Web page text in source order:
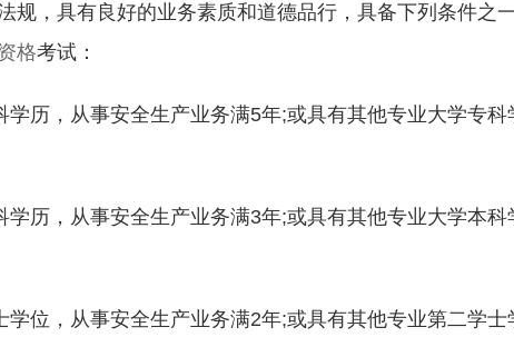
规，具有良好的业务素质和道德品行，具备下列条件之
格考试：
历，从事安全生产业务满5年;或具有其他专业大学专科
历，从事安全生产业务满3年;或具有其他专业大学本科
位，从事安全生产业务满2年;或具有其他专业第二学士